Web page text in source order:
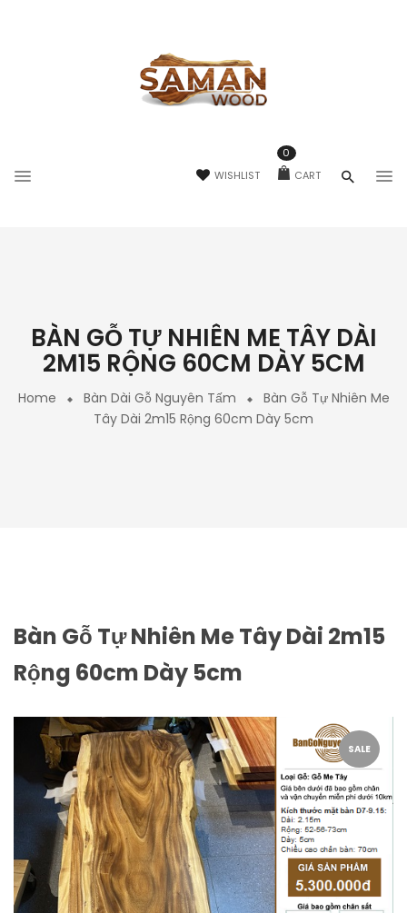
WISHLIST CART
0
BÀN GỖ TỰ NHIÊN ME TÂY DÀI
2M15 RỘNG 60CM DÀY 5CM
Home Bàn Dài Gỗ Nguyên Tấm
Bàn Gỗ Tự Nhiên Me
Tây Dài 2m15 Rộng 60cm Dày 5cm
Bàn Gỗ Tự Nhiên Me Tây Dài 2m15
Rộng 60cm Dày 5cm
SALE